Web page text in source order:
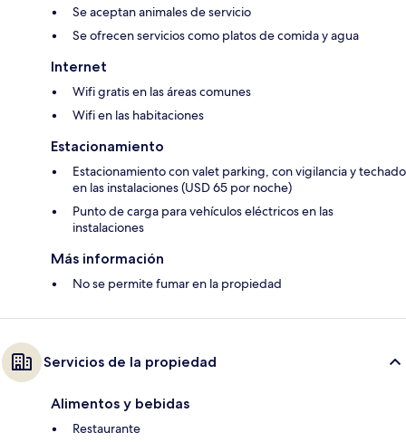
Se aceptan animales de servicio
Se ofrecen servicios como platos de comida y agua
Internet
Wifi gratis en las áreas comunes
Wifi en las habitaciones
Estacionamiento
Estacionamiento con valet parking, con vigilancia y techado
en las instalaciones (USD 65 por noche)
Punto de carga para vehículos eléctricos en las
instalaciones
Más información
No se permite fumar en la propiedad
Servicios de la propiedad
Alimentos y bebidas
Restaurante